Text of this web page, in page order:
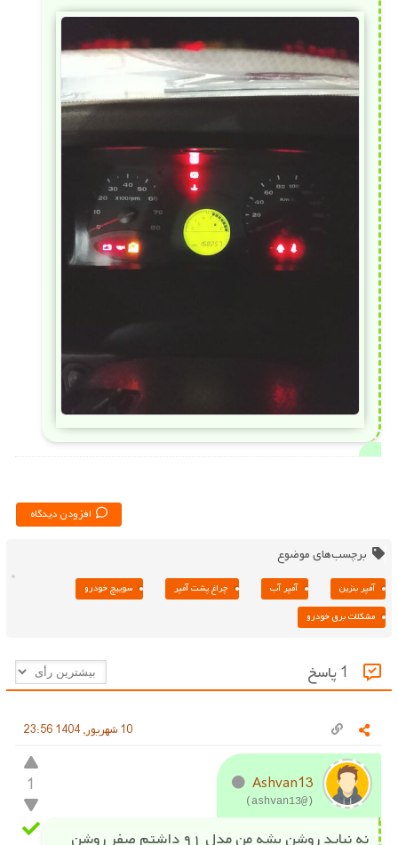
افزودن دیدگاه
برچسب‌های موضوع
آمپر بنزین آمپر آب چراغ پشت آمپر
سوییچ خودرو
مشکلات برق خودرو
1
10 شهریور, 1404 23:56
Ashvan13
(@ashvan13)
نه نباید روشن بشه من مدل ۹۱ داشتم صفر روشن